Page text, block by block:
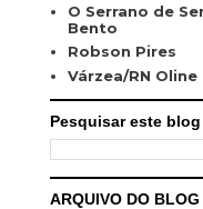
O Serrano de
Bento
Robson Pires
Várzea/RN Oline
Pesquisar este blog
ARQUIVO DO BLOG